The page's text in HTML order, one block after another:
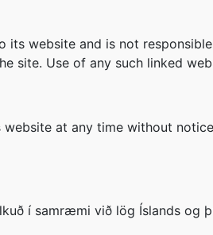
its website and is not
site. Use of any such linked
at any time without
í samræmi við lög Íslands